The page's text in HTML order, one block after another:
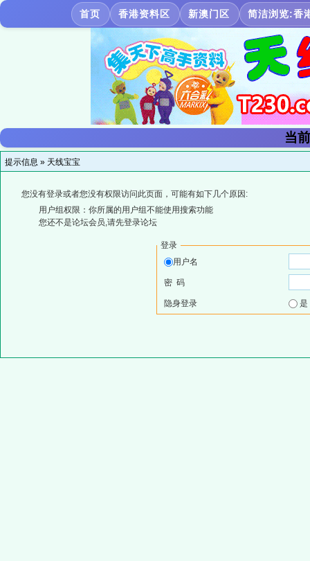
首页 香港资料区 新澳门区 简洁浏览:香
当
提示信息 » 天线宝宝
您没有登录或者您没有权限访问此页面，可能有如下几个原因:
用户组权限：你所属的用户组不能使用搜索功能
您还不是论坛会员,请先登录论坛
登录
用户名
密 码
隐身登录